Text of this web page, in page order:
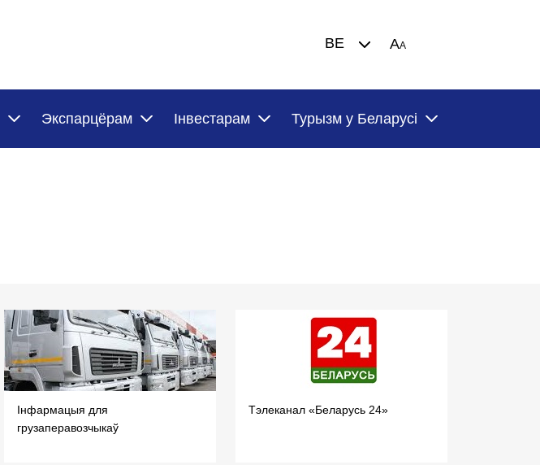
BE AA
Экспарцёрам Iнвестарам Турызм у Беларусi
Інфармацыя для
грузаперавозчыкаў
Тэлеканал «Беларусь 24»